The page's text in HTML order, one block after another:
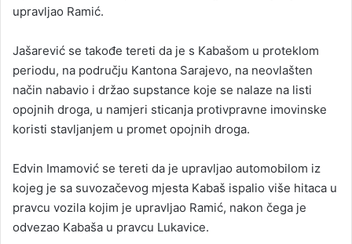
upravljao Ramić.
Jašarević se takođe tereti da je s Kabašom u proteklom
periodu, na području Kantona Sarajevo, na neovlašten
način nabavio i držao supstance koje se nalaze na listi
opojnih droga, u namjeri sticanja protivpravne imovinske
koristi stavljanjem u promet opojnih droga.
Edvin Imamović se tereti da je upravljao automobilom iz
kojeg je sa suvozačevog mjesta Kabaš ispalio više hitaca u
pravcu vozila kojim je upravljao Ramić, nakon čega je
odvezao Kabaša u pravcu Lukavice.